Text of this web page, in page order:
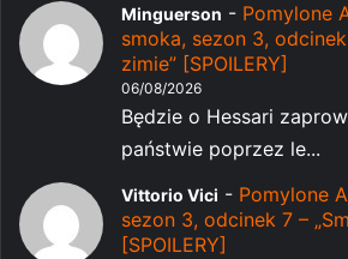
Minguerson - Pomylone
smoka, sezon 3,
zimie” [SPOILERY]
06/08/2026
Będzie o Hessari
państwie poprzez le...
Vittorio Vici - Pomylone
sezon 3, odcinek 7 –
[SPOILERY]